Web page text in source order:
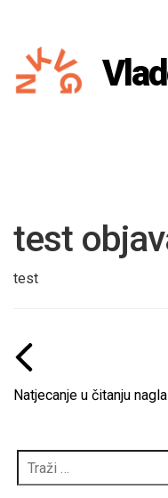
test
test
Natjecanje u čitanju